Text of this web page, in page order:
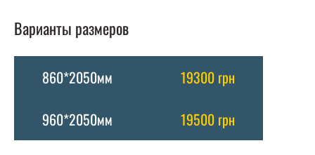
Варианты размеров
860*2050мм
19300 грн
960*2050мм
19500 грн